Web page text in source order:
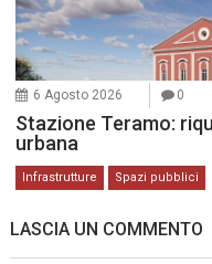
6 Agosto 2026 0
Stazione Teramo:
urbana
Infrastrutture Spazi pubblici
LASCIA UN COMMENTO